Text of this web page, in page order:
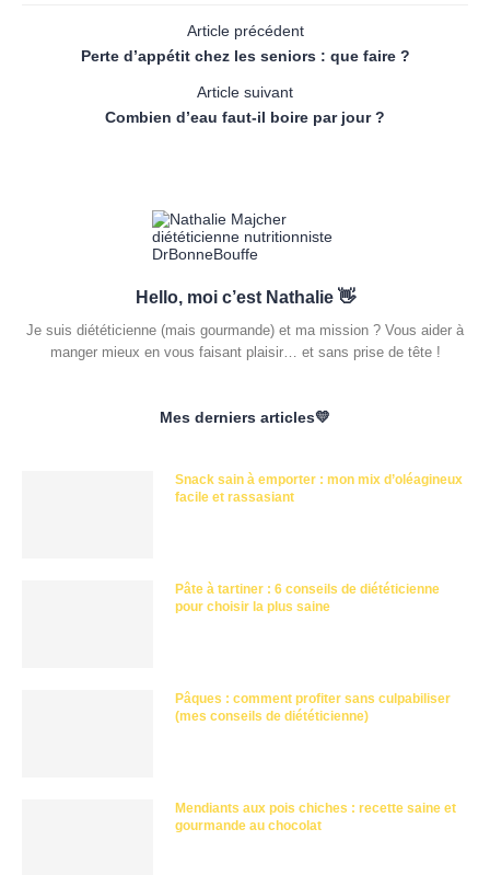
Article précédent
Perte d’appétit chez les seniors : que faire ?
Article suivant
Combien d’eau faut-il boire par jour ?
Hello, moi c’est Nathalie 👋
Je suis diététicienne (mais gourmande) et ma mission ? Vous aider à
manger mieux en vous faisant plaisir… et sans prise de tête !
Mes derniers articles💛
Snack sain à emporter : mon mix d’oléagineux
facile et rassasiant
Pâte à tartiner : 6 conseils de diététicienne
pour choisir la plus saine
Pâques : comment profiter sans culpabiliser
(mes conseils de diététicienne)
Mendiants aux pois chiches : recette saine et
gourmande au chocolat